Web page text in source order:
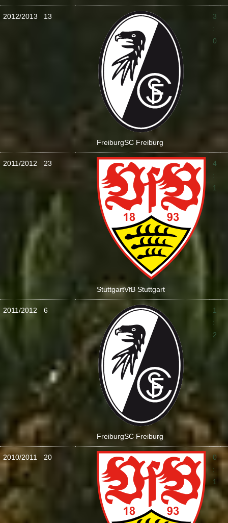
2012/2013 13
FreiburgSC Freiburg
3
:
0
2011/2012 23
StuttgartVfB Stuttgart
4
:
1
2011/2012 6
FreiburgSC Freiburg
1
:
2
2010/2011 20
0
:
1